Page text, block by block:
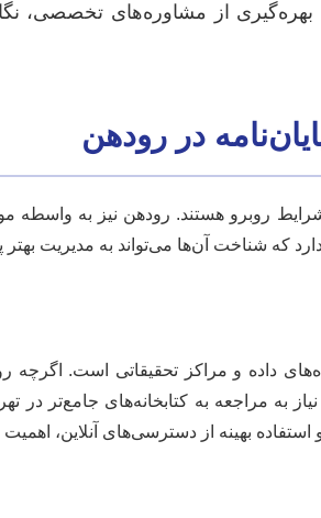
بهره‌گیری از مشاوره‌های تخصصی،
در رودهن
روبرو هستند. رودهن نیز به واسطه
که شناخت آن‌ها می‌تواند به مدیریت
داده و مراکز تحقیقاتی است.
به مراجعه به کتابخانه‌های جامع‌تر در
بهینه از دسترسی‌های آنلاین، اهمیت